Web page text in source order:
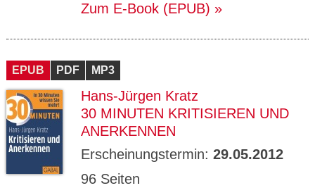
Zum E-Book (EPUB)
EPUB PDF MP3
Hans-Jürgen Kratz
30 MINUTEN KRITISIEREN UND
ANERKENNEN
Erscheinungstermin: 29.05.2012
96 Seiten